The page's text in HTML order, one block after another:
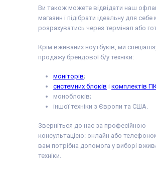
Ви також можете відвідати наш
магазин і підібрати ідеальну для
розрахуватись через термінал або
Крім вживаних ноутбуків, ми
продажу брендової б/у техніки:
моніторів;
системних блоків і комплектів
моноблоків;
іншої техніки з Європи та США.
Зверніться до нас за професійною
консультацією: онлайн або
вам потрібна допомога у виборі
техніки.